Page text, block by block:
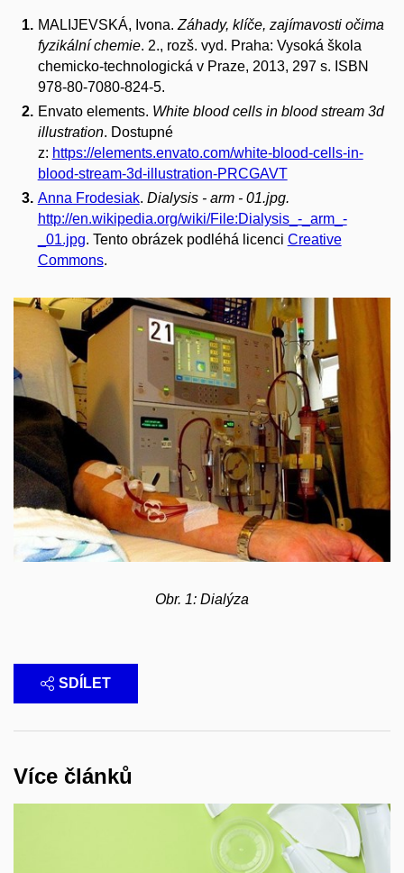
MALIJEVSKÁ, Ivona. Záhady, klíče, zajímavosti očima
fyzikální chemie. 2., rozš. vyd. Praha: Vysoká škola
chemicko-technologická v Praze, 2013, 297 s. ISBN
978-80-7080-824-5.
Envato elements. White blood cells in blood stream 3d
illustration. Dostupné
z: https://elements.envato.com/white-blood-cells-in-
blood-stream-3d-illustration-PRCGAVT
Anna Frodesiak. Dialysis - arm - 01.jpg.
http://en.wikipedia.org/wiki/File:Dialysis_-_arm_-
_01.jpg. Tento obrázek podléhá licenci Creative
Commons.
Obr. 1: Dialýza
SDÍLET
Více článků